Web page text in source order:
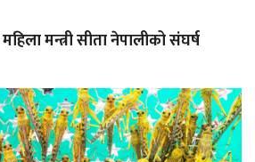
मन्त्री सीता नेपालीको संघर्ष